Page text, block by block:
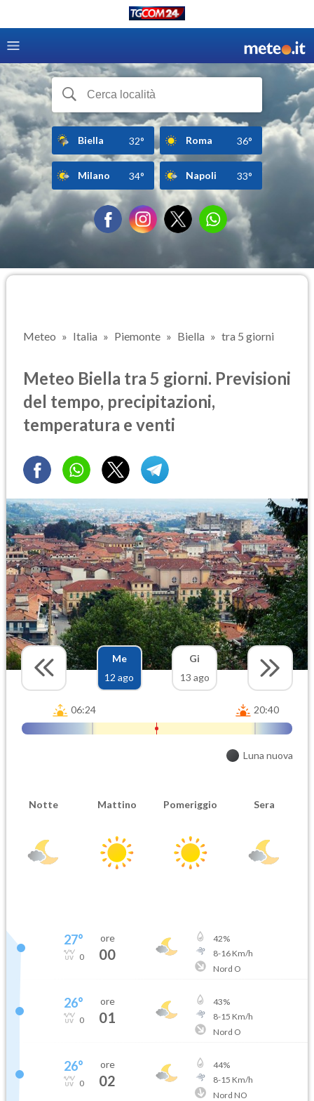
Biella 32° Roma 36°
Milano 34° Napoli 33°
Meteo Italia Piemonte Biella tra 5 giorni
Meteo Biella tra 5 giorni. Previsioni
del tempo, precipitazioni,
temperatura e venti
Me
12 ago
Gi
13 ago
06:24 20:40
Luna nuova
Notte Mattino Pomeriggio Sera
27°
0
ore
00
42%
8-16Km/h
Nord O
26°
0
ore
01
43%
8-15 Km/h
Nord O
26°
0
ore
02
44%
8-15 Km/h
Nord NO